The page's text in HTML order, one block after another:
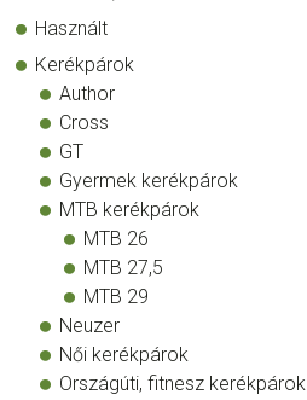
Használt
Kerékpárok
Author
Cross
GT
Gyermek kerékpárok
MTB kerékpárok
MTB 26
MTB 27,5
MTB 29
Neuzer
Női kerékpárok
Országúti, fitnesz kerékpárok